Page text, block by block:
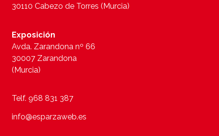
30110 Cabezo de Torres (Murcia)
Exposición
Avda. Zarandona nº 66
30007 Zarandona
(Murcia)
Telf. 968 831 387
info@esparzaweb.es